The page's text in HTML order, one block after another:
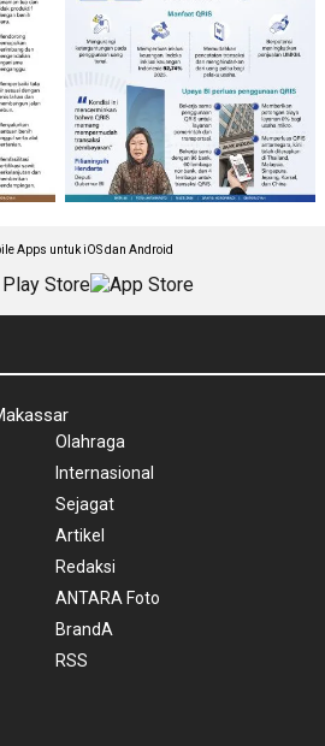
Apps untuk iOS dan Android
Olahraga
Internasional
Sejagat
Artikel
Redaksi
ANTARA Foto
BrandA
RSS